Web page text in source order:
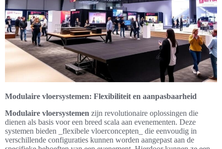
Modulaire vloersystemen: Flexibiliteit en aanpasbaarheid
Modulaire vloersystemen zijn revolutionaire oplossingen die
dienen als basis voor een breed scala aan evenementen. Deze
systemen bieden _flexibele vloerconcepten_ die eenvoudig in
verschillende configuraties kunnen worden aangepast aan de